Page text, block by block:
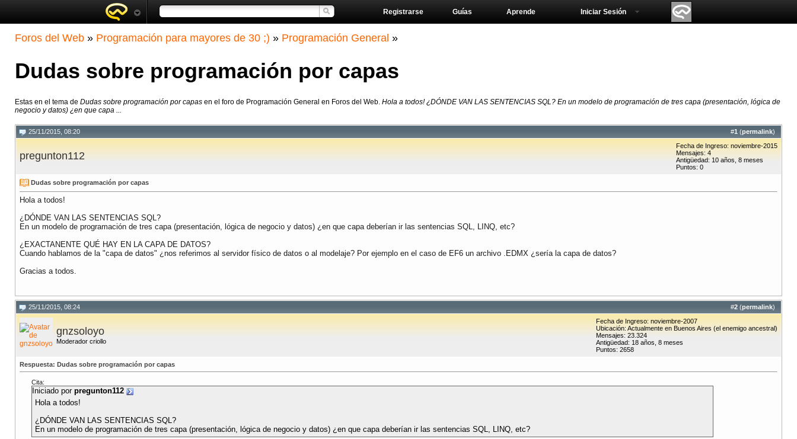
Aprende
Guías
Registrarse Iniciar Sesión
Foros del Web » Programación para mayores de 30 ;) » Programación General »
Dudas sobre programación por capas
Estas en el tema de Dudas sobre programación por capas en el foro de Programación General en Foros del Web. Hola a todos! ¿DÓNDE VAN LAS SENTENCIAS SQL? En un modelo de programación de tres capa (presentación, lógica de
negocio y datos) ¿en que capa ...
#1 (permalink)
25/11/2015, 08:20
pregunton112
Fecha de Ingreso: noviembre-2015
Mensajes: 4
Antigüedad: 10 años, 8 meses
Puntos: 0
Dudas sobre programación por capas
Hola a todos!
¿DÓNDE VAN LAS SENTENCIAS SQL?
En un modelo de programación de tres capa (presentación, lógica de negocio y datos) ¿en que capa deberían ir las sentencias SQL, LINQ, etc?
¿EXACTANENTE QUÉ HAY EN LA CAPA DE DATOS?
Cuando hablamos de la "capa de datos" ¿nos referimos al servidor físico de datos o al modelaje? Por ejemplo en el caso de EF6 un archivo .EDMX ¿sería la capa de datos?
Gracias a todos.
#2 (permalink)
25/11/2015, 08:24
gnzsoloyo
Moderador criollo
Fecha de Ingreso: noviembre-2007
Ubicación: Actualmente en Buenos Aires (el enemigo ancestral)
Mensajes: 23.324
Antigüedad: 18 años, 8 meses
Puntos: 2658
Respuesta: Dudas sobre programación por capas
Cita:
Iniciado por pregunton112
Hola a todos!
¿DÓNDE VAN LAS SENTENCIAS SQL?
En un modelo de programación de tres capa (presentación, lógica de negocio y datos) ¿en que capa deberían ir las sentencias SQL, LINQ, etc?